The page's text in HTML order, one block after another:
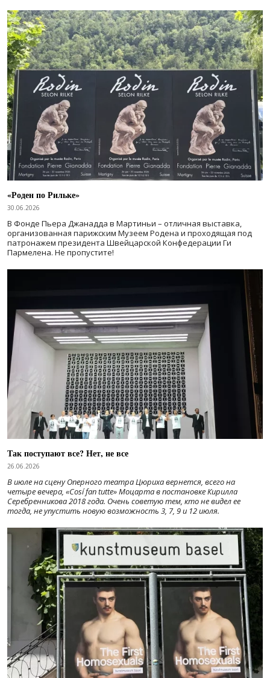
«Роден по Рильке»
30.06.2026
В Фонде Пьера Джанадда в Мартиньи – отличная выставка,
организованная парижским Музеем Родена и проходящая под
патронажем президента Швейцарской Конфедерации Ги
Пармелена. Не пропустите!
Так поступают все? Нет, не все
26.06.2026
В июле на сцену Оперного театра Цюриха вернется, всего на
четыре вечера, «Cosí fan tutte» Моцарта в постановке Кирилла
Серебренникова 2018 года. Очень советую тем, кто не видел ее
тогда, не упустить новую возможность 3, 7, 9 и 12 июля.